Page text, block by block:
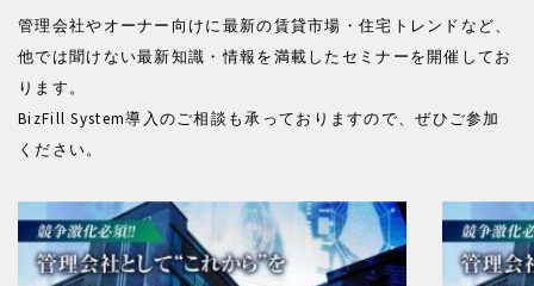
管理会社やオーナー向けに最新の賃貸市場・住宅トレンドなど、
他では聞けない最新知識・情報を満載したセミナーを開催してお
ります。
BizFill System導入のご相談も承っておりますので、ぜひご参加
ください。